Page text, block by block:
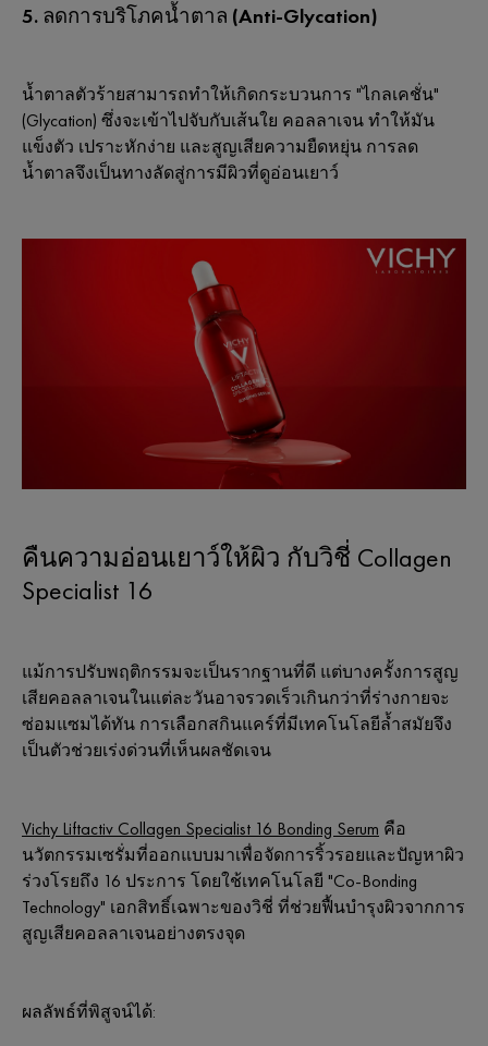
5. ลดการบริโภคน้ำตาล (Anti-Glycation)
น้ำตาลตัวร้ายสามารถทำให้เกิดกระบวนการ "ไกลเคชั่น"
(Glycation) ซึ่งจะเข้าไปจับกับเส้นใย คอลลาเจน ทำให้มัน
แข็งตัว เปราะหักง่าย และสูญเสียความยืดหยุ่น การลด
น้ำตาลจึงเป็นทางลัดสู่การมีผิวที่ดูอ่อนเยาว์
คืนความอ่อนเยาว์ให้ผิว กับวิชี่ Collagen
Specialist 16
แม้การปรับพฤติกรรมจะเป็นรากฐานที่ดี แต่บางครั้งการสูญ
เสียคอลลาเจนในแต่ละวันอาจรวดเร็วเกินกว่าที่ร่างกายจะ
ซ่อมแซมได้ทัน การเลือกสกินแคร์ที่มีเทคโนโลยีล้ำสมัยจึง
เป็นตัวช่วยเร่งด่วนที่เห็นผลชัดเจน
Vichy Liftactiv Collagen Specialist 16 Bonding Serum คือ
นวัตกรรมเซรั่มที่ออกแบบมาเพื่อจัดการริ้วรอยและปัญหาผิว
ร่วงโรยถึง 16 ประการ โดยใช้เทคโนโลยี "Co-Bonding
Technology" เอกสิทธิ์เฉพาะของวิชี่ ที่ช่วยฟื้นบำรุงผิวจากการ
สูญเสียคอลลาเจนอย่างตรงจุด
ผลลัพธ์ที่พิสูจน์ได้: